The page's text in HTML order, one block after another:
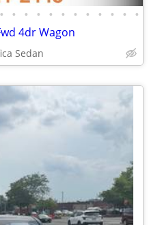
• • • • • • • • • • • •
4dr Wagon
Sedan